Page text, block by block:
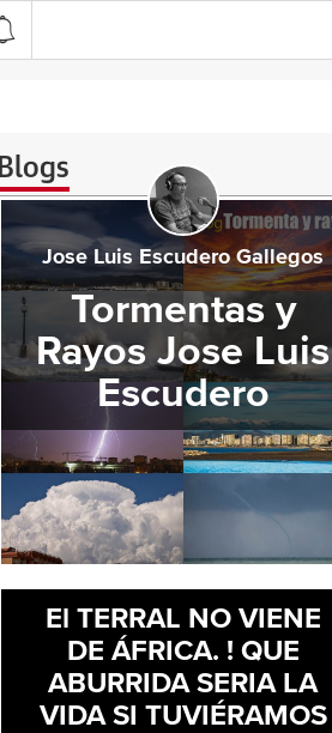
Blogs
Jose Luis Escudero Gallegos
Tormentas y
Rayos Jose Luis
Escudero
El TERRAL NO VIENE
DE ÁFRICA. ! QUE
ABURRIDA SERIA LA
VIDA SI TUVIÉRAMOS